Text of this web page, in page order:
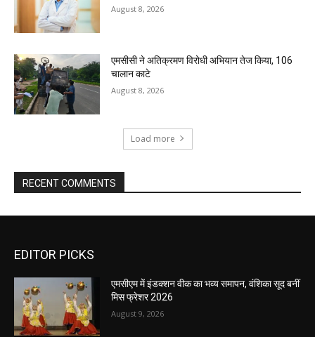
August 8, 2026
एमसीसी ने अतिक्रमण विरोधी अभियान तेज किया, 106
चालान काटे
August 8, 2026
Load more
RECENT COMMENTS
EDITOR PICKS
एमसीएम में इंडक्शन वीक का भव्य समापन, वंशिका सूद बनीं
मिस फ्रेशर 2026
August 9, 2026